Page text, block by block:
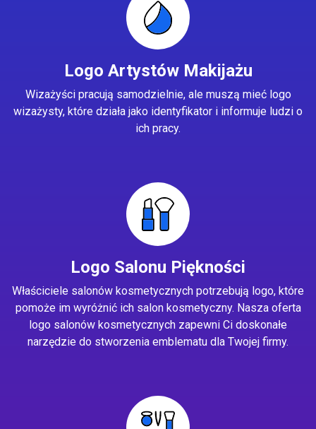
Logo Artystów Makijażu
Wizażyści pracują samodzielnie, ale muszą mieć logo
wizażysty, które działa jako identyfikator i informuje ludzi o
ich pracy.
Logo Salonu Piękności
Właściciele salonów kosmetycznych potrzebują logo, które
pomoże im wyróżnić ich salon kosmetyczny. Nasza oferta
logo salonów kosmetycznych zapewni Ci doskonałe
narzędzie do stworzenia emblematu dla Twojej firmy.